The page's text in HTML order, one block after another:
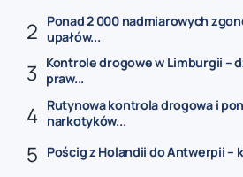
Ponad 2 000 nadmiarowych
upałów...
Kontrole drogowe w Limburgii –
praw...
Rutynowa kontrola drogowa i
narkotyków...
Pościg z Holandii do Antwerpii –